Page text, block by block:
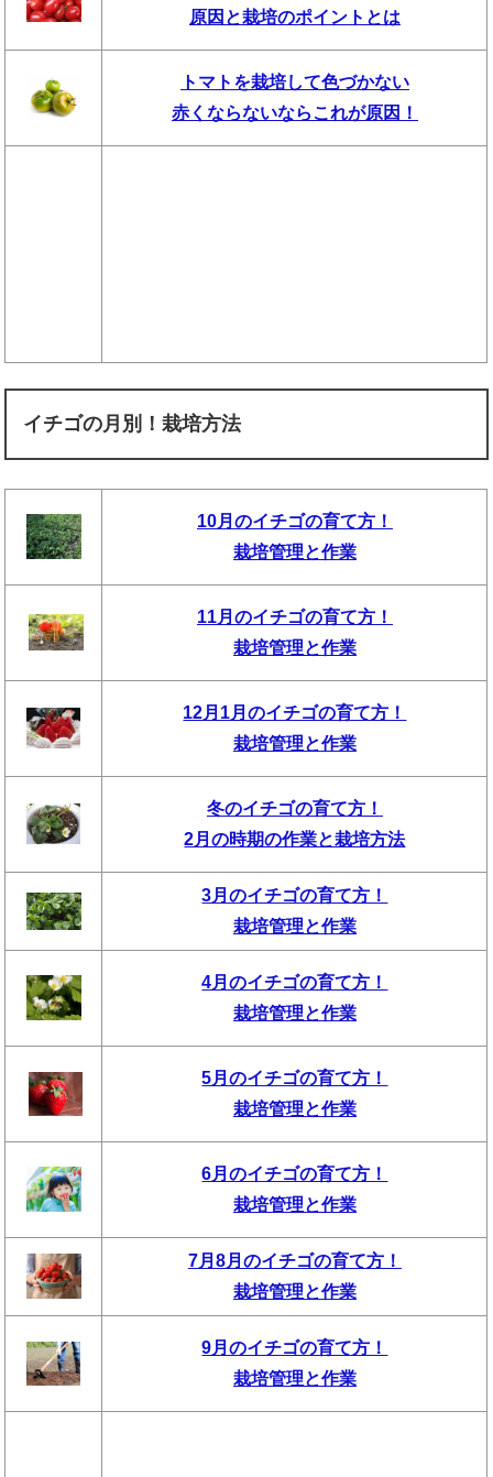
原因と栽培のポイントとは
トマトを栽培して色づかない
赤くならないならこれが原因！
イチゴの月別！栽培方法
10月のイチゴの育て方！
栽培管理と作業
11月のイチゴの育て方！
栽培管理と作業
12月1月のイチゴの育て方！
栽培管理と作業
冬のイチゴの育て方！
2月の時期の作業と栽培方法
3月のイチゴの育て方！
栽培管理と作業
4月のイチゴの育て方！
栽培管理と作業
5月のイチゴの育て方！
栽培管理と作業
6月のイチゴの育て方！
栽培管理と作業
7月8月のイチゴの育て方！
栽培管理と作業
9月のイチゴの育て方！
栽培管理と作業